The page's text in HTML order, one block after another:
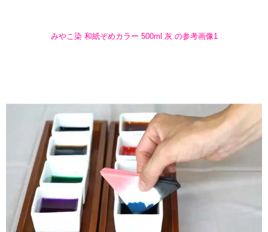
みやこ染 和紙ぞめカラー 500ml 灰 の参考画像1